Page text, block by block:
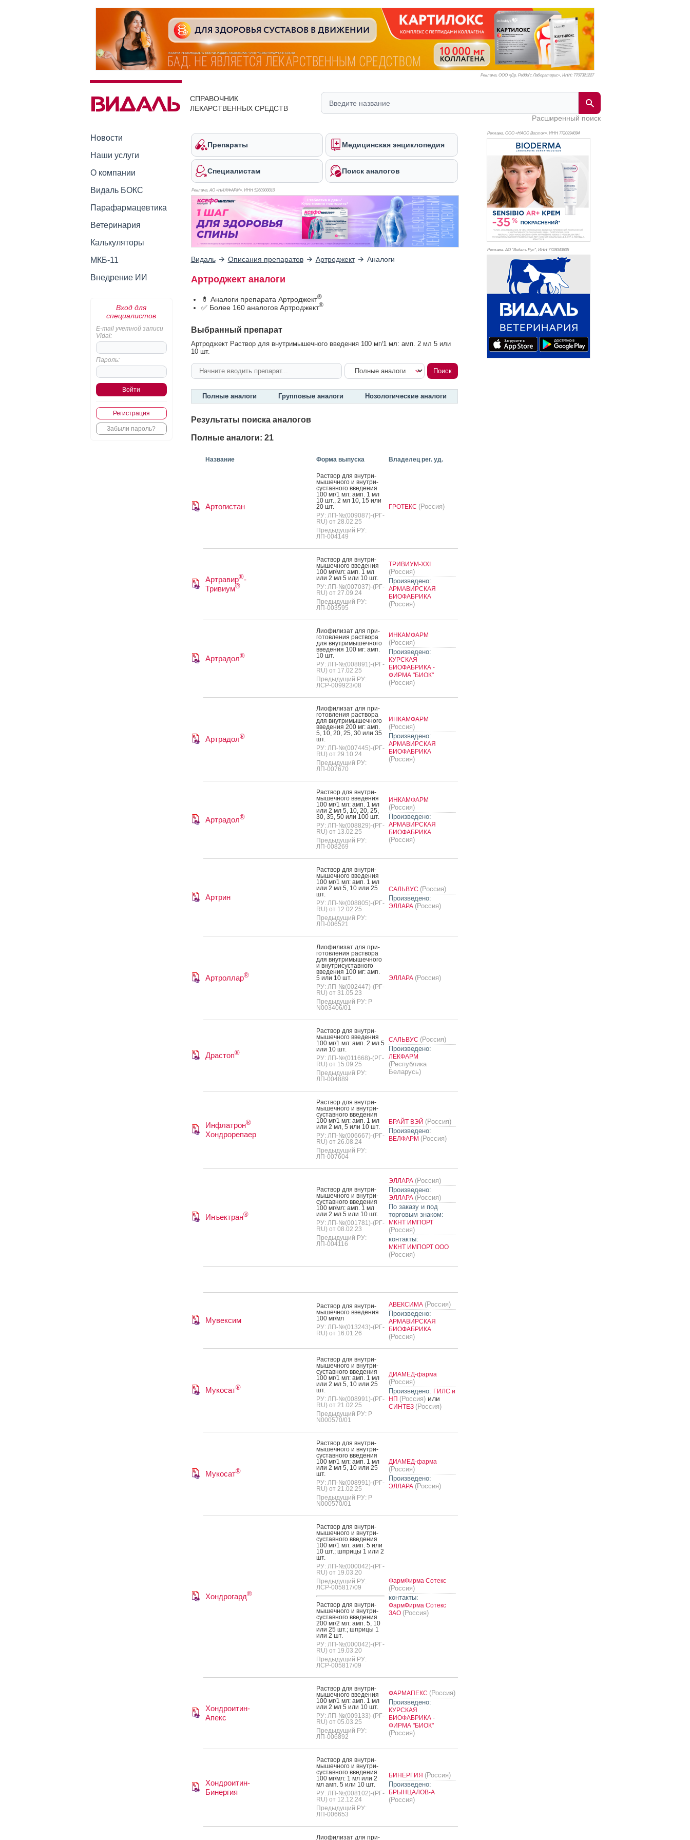
Реклама. ООО «Др. Редди’с Лабораторис», ИНН: 7707321227
СПРАВОЧНИК
ЛЕКАРСТВЕННЫХ СРЕДСТВ
Расширенный поиск
Новости
Наши услуги
О компании
Видаль БОКС
Парафармацевтика
Ветеринария
Калькуляторы
МКБ-11
Внедрение ИИ
Вход для
специалистов
E-mail учетной записи
Vidal:
Пароль:
Регистрация
Забыли пароль?
Препараты Медицинская энциклопедия
Специалистам Поиск аналогов
Реклама. АО «НИЖФАРМ», ИНН 5260900010
Видаль Описания препаратов Артроджект Аналоги
Артроджект аналоги
💊 Аналоги препарата Артроджект®
✅ Более 160 аналогов Артроджект®
Выбранный препарат
Артроджект Раствор для внутримышечного введения 100 мг/1 мл: амп. 2 мл 5 или
10 шт.
Полные аналоги Групповые аналоги Нозологические аналоги
Результаты поиска аналогов
Полные аналоги: 21
Название Форма выпуска Владелец рег. уд.
Артогистан
Рас­твор для внут­ри­
мышеч­но­го и внут­ри­
сус­тавно­го вве­дения
100 мг/1 мл: амп. 1 мл
10 шт., 2 мл 10, 15 или
20 шт.
РУ: ЛП-№(009087)-(РГ-
RU) от 28.02.25
Предыдущий РУ:
ЛП-004149
ГРОТЕКС (Россия)
Артравир®-
Тривиум®
Рас­твор для внут­ри­
мышеч­но­го вве­дения
100 мг/мл: амп. 1 мл
или 2 мл 5 или 10 шт.
РУ: ЛП-№(007037)-(РГ-
RU) от 27.09.24
Предыдущий РУ:
ЛП-003595
ТРИВИУМ-XXI
(Россия)
Произведено:
АРМАВИРСКАЯ
БИОФАБРИКА
(Россия)
Артрадол®
Ли­офи­лизат для при­
готов­ле­ния рас­тво­ра
для внут­ри­мышеч­но­го
вве­дения 100 мг: амп.
10 шт.
РУ: ЛП-№(008891)-(РГ-
RU) от 17.02.25
Предыдущий РУ:
ЛСР-009923/08
ИНКАМФАРМ
(Россия)
Произведено:
КУРСКАЯ
БИОФАБРИКА -
ФИРМА "БИОК"
(Россия)
Артрадол®
Ли­офи­лизат для при­
готов­ле­ния рас­тво­ра
для внут­ри­мышеч­но­го
вве­дения 200 мг: амп.
5, 10, 20, 25, 30 или 35
шт.
РУ: ЛП-№(007445)-(РГ-
RU) от 29.10.24
Предыдущий РУ:
ЛП-007670
ИНКАМФАРМ
(Россия)
Произведено:
АРМАВИРСКАЯ
БИОФАБРИКА
(Россия)
Артрадол®
Рас­твор для внут­ри­
мышеч­но­го вве­дения
100 мг/1 мл: амп. 1 мл
или 2 мл 5, 10, 20, 25,
30, 35, 50 или 100 шт.
РУ: ЛП-№(008829)-(РГ-
RU) от 13.02.25
Предыдущий РУ:
ЛП-008269
ИНКАМФАРМ
(Россия)
Произведено:
АРМАВИРСКАЯ
БИОФАБРИКА
(Россия)
Артрин
Рас­твор для внут­ри­
мышеч­но­го вве­дения
100 мг/1 мл: амп. 1 мл
или 2 мл 5, 10 или 25
шт.
РУ: ЛП-№(008805)-(РГ-
RU) от 12.02.25
Предыдущий РУ:
ЛП-006521
САЛЬВУС (Россия)
Произведено:
ЭЛЛАРА (Россия)
Артроллар®
Ли­офи­лизат для при­
готов­ле­ния рас­тво­ра
для внут­ри­мышеч­но­го
и внут­ри­сус­тавно­го
вве­дения 100 мг: амп.
5 или 10 шт.
РУ: ЛП-№(002447)-(РГ-
RU) от 31.05.23
Предыдущий РУ: Р
N003406/01
ЭЛЛАРА (Россия)
Драстоп®
Рас­твор для внут­ри­
мышеч­но­го вве­дения
100 мг/1 мл: амп. 2 мл 5
или 10 шт.
РУ: ЛП-№(011668)-(РГ-
RU) от 15.09.25
Предыдущий РУ:
ЛП-004889
САЛЬВУС (Россия)
Произведено:
ЛЕКФАРМ
(Республика
Беларусь)
Инфлатрон®
Хондрорепаер
Рас­твор для внут­ри­
мышеч­но­го и внут­ри­
сус­тавно­го вве­дения
100 мг/1 мл: амп. 1 мл
или 2 мл, 5 или 10 шт.
РУ: ЛП-№(006667)-(РГ-
RU) от 26.08.24
Предыдущий РУ:
ЛП-007604
БРАЙТ ВЭЙ (Россия)
Произведено:
ВЕЛФАРМ (Россия)
Инъектран®
Рас­твор для внут­ри­
мышеч­но­го и внут­ри­
сус­тавно­го вве­дения
100 мг/мл: амп. 1 мл
или 2 мл 5 или 10 шт.
РУ: ЛП-№(001781)-(РГ-
RU) от 08.02.23
Предыдущий РУ:
ЛП-004116
ЭЛЛАРА (Россия)
Произведено:
ЭЛЛАРА (Россия)
По заказу и под
торговым знаком:
МКНТ ИМПОРТ
(Россия)
контакты:
МКНТ ИМПОРТ ООО
(Россия)
Мувексим
Рас­твор для внут­ри­
мышеч­но­го вве­дения
100 мг/мл
РУ: ЛП-№(013243)-(РГ-
RU) от 16.01.26
АВЕКСИМА (Россия)
Произведено:
АРМАВИРСКАЯ
БИОФАБРИКА
(Россия)
Мукосат®
Рас­твор для внут­ри­
мышеч­но­го и внут­ри­
сус­тавно­го вве­дения
100 мг/1 мл: амп. 1 мл
или 2 мл 5, 10 или 25
шт.
РУ: ЛП-№(008991)-(РГ-
RU) от 21.02.25
Предыдущий РУ: Р
N000570/01
ДИАМЕД-фарма
(Россия)
Произведено: ГИЛС и
НП (Россия)или
СИНТЕЗ (Россия)
Мукосат®
Рас­твор для внут­ри­
мышеч­но­го и внут­ри­
сус­тавно­го вве­дения
100 мг/1 мл: амп. 1 мл
или 2 мл 5, 10 или 25
шт.
РУ: ЛП-№(008991)-(РГ-
RU) от 21.02.25
Предыдущий РУ: Р
N000570/01
ДИАМЕД-фарма
(Россия)
Произведено:
ЭЛЛАРА (Россия)
Хондрогард®
Рас­твор для внут­ри­
мышеч­но­го и внут­ри­
сус­тавно­го вве­дения
100 мг/1 мл: амп. 5 или
10 шт.; шпри­цы 1 или 2
шт.
РУ: ЛП-№(000042)-(РГ-
RU) от 19.03.20
Предыдущий РУ:
ЛСР-005817/09
Рас­твор для внут­ри­
мышеч­но­го и внут­ри­
сус­тавно­го вве­дения
200 мг/2 мл: амп. 5, 10
или 25 шт.; шпри­цы 1
или 2 шт.
РУ: ЛП-№(000042)-(РГ-
RU) от 19.03.20
Предыдущий РУ:
ЛСР-005817/09
ФармФирма Сотекс
(Россия)
контакты:
ФармФирма Сотекс
ЗАО (Россия)
Хондроитин-
Апекс
Рас­твор для внут­ри­
мышеч­но­го вве­дения
100 мг/1 мл: амп. 1 мл
или 2 мл 5 или 10 шт.
РУ: ЛП-№(009133)-(РГ-
RU) от 05.03.25
Предыдущий РУ:
ЛП-006892
ФАРМАПЕКС (Россия)
Произведено:
КУРСКАЯ
БИОФАБРИКА -
ФИРМА "БИОК"
(Россия)
Хондроитин-
Бинергия
Рас­твор для внут­ри­
мышеч­но­го и внут­ри­
сус­тавно­го вве­дения
100 мг/мл: 1 мл или 2
мл амп. 5 или 10 шт.
РУ: ЛП-№(008102)-(РГ-
RU) от 12.12.24
Предыдущий РУ:
ЛП-006653
БИНЕРГИЯ (Россия)
Произведено:
БРЫНЦАЛОВ-А
(Россия)
Ли­офи­лизат для при­
Реклама. ООО «НАОС Восток», ИНН 7720394094
Реклама. АО "Видаль Рус", ИНН 7728043605